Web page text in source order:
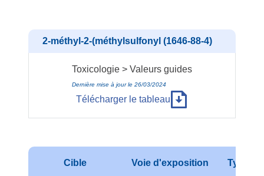
2-méthyl-2-(méthylsulfonyl (1646-88-4)
Toxicologie > Valeurs guides
Dernière mise à jour le 26/03/2024
Télécharger le tableau
Cible Voie d'exposition Type